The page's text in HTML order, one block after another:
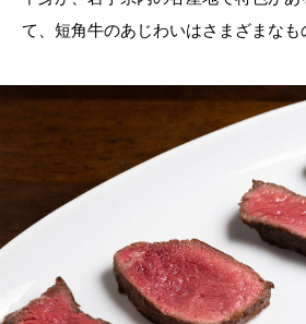
て、短角牛のあじわいはさまざまなも